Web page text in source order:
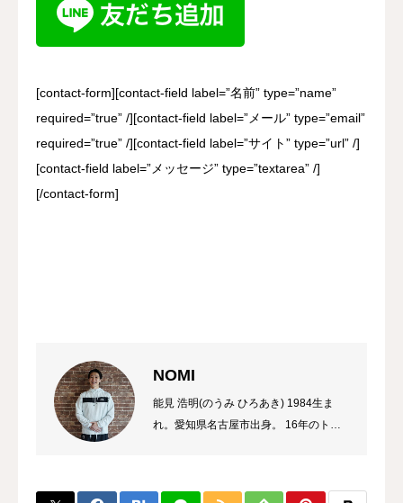
[contact-form][contact-field label=”名前” type=”name”
required=”true” /][contact-field label=”メール” type=”email”
required=”true” /][contact-field label=”サイト” type=”url” /]
[contact-field label=”メッセージ” type=”textarea” /]
[/contact-form]
NOMI
能見 浩明(のうみ ひろあき) 1984生ま
れ。愛知県名古屋市出身。 16年のトレ
のプロ選手の試合経験などから初心者か